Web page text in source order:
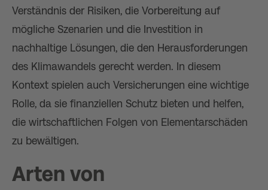
Verständnis der Risiken, die Vorbereitung auf
mögliche Szenarien und die Investition in
nachhaltige Lösungen, die den Herausforderungen
des Klimawandels gerecht werden. In diesem
Kontext spielen auch Versicherungen eine wichtige
Rolle, da sie finanziellen Schutz bieten und helfen,
die wirtschaftlichen Folgen von Elementarschäden
zu bewältigen.
Arten von